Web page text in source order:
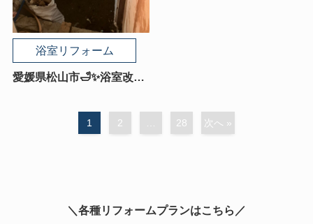
浴室リフォーム
愛媛県松山市🛁✨浴室改修
適・安心な浴室へ大変身！
1 2 28 次へ »
＼各種リフォームプランはこちら／